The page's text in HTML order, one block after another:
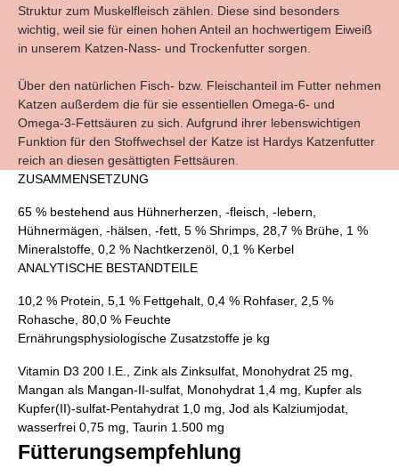
Struktur zum Muskelfleisch zählen. Diese sind besonders
wichtig, weil sie für einen hohen Anteil an hochwertigem Eiweiß
in unserem Katzen-Nass- und Trockenfutter sorgen.
Über den natürlichen Fisch- bzw. Fleischanteil im Futter nehmen
Katzen außerdem die für sie essentiellen Omega-6- und
Omega-3-Fettsäuren zu sich. Aufgrund ihrer lebenswichtigen
Funktion für den Stoffwechsel der Katze ist Hardys Katzenfutter
reich an diesen gesättigten Fettsäuren.
ZUSAMMENSETZUNG
65 % bestehend aus Hühnerherzen, -fleisch, -lebern,
Hühnermägen, -hälsen, -fett, 5 % Shrimps, 28,7 % Brühe, 1 %
Mineralstoffe, 0,2 % Nachtkerzenöl, 0,1 % Kerbel
ANALYTISCHE BESTANDTEILE
10,2 % Protein, 5,1 % Fettgehalt, 0,4 % Rohfaser, 2,5 %
Rohasche, 80,0 % Feuchte
Ernährungsphysiologische Zusatzstoffe je kg
Vitamin D3 200 I.E., Zink als Zinksulfat, Monohydrat 25 mg,
Mangan als Mangan-II-sulfat, Monohydrat 1,4 mg, Kupfer als
Kupfer(II)-sulfat-Pentahydrat 1,0 mg, Jod als Kalziumjodat,
wasserfrei 0,75 mg, Taurin 1.500 mg
Fütterungsempfehlung